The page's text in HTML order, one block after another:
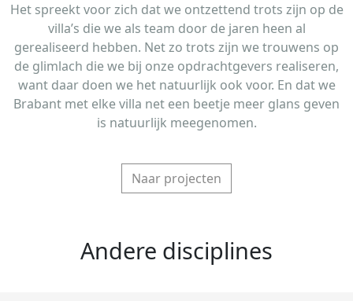
Het spreekt voor zich dat we ontzettend trots zijn op de
villa’s die we als team door de jaren heen al
gerealiseerd hebben. Net zo trots zijn we trouwens op
de glimlach die we bij onze opdrachtgevers realiseren,
want daar doen we het natuurlijk ook voor. En dat we
Brabant met elke villa net een beetje meer glans geven
is natuurlijk meegenomen.
Naar projecten
Andere disciplines